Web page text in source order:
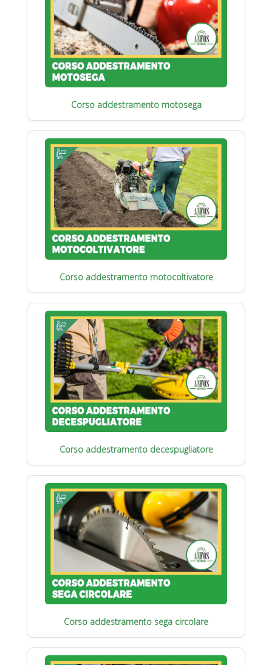
Corso addestramento motosega
Corso addestramento motocoltivatore
Corso addestramento decespugliatore
Corso addestramento sega circolare